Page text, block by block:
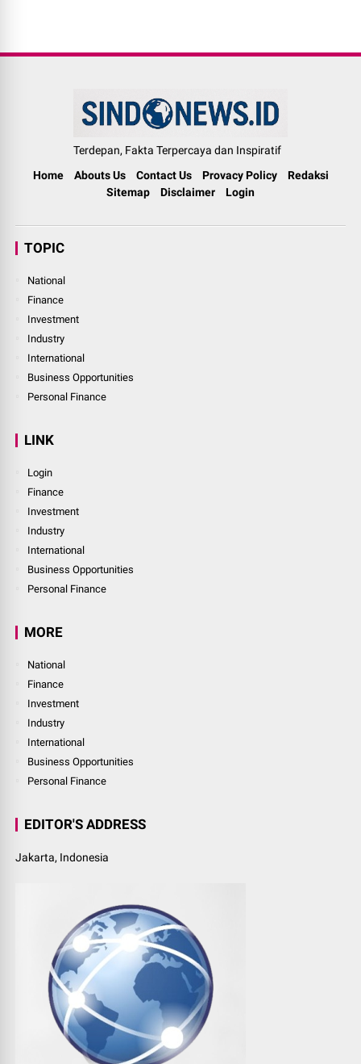
Terdepan, Fakta Terpercaya dan Inspiratif
Home
Abouts Us Contact Us Provacy Policy
Redaksi
Sitemap
Disclaimer Login
TOPIC
National
Finance
Investment
Industry
International
Business Opportunities
Personal Finance
LINK
Login
Finance
Investment
Industry
International
Business Opportunities
Personal Finance
MORE
National
Finance
Investment
Industry
International
Business Opportunities
Personal Finance
EDITOR'S ADDRESS
Jakarta, Indonesia